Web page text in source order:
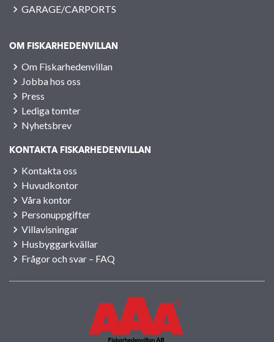
GARAGE/CARPORTS
OM FISKARHEDENVILLAN
Om Fiskarhedenvillan
Jobba hos oss
Press
Lediga tomter
Nyhetsbrev
KONTAKTA FISKARHEDENVILLAN
Kontakta oss
Huvudkontor
Våra kontor
Personuppgifter
Villavisningar
Husbyggarkvällar
Frågor och svar – FAQ